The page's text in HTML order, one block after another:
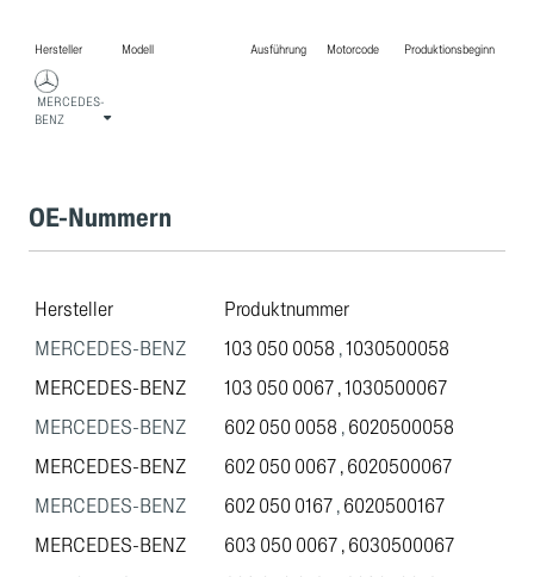
Hersteller Modell Ausführung Motorcode Produktionsbeginn
MERCEDES-
BENZ
OE-Nummern
Hersteller
Produktnummer
MERCEDES-BENZ
103 050 0058 ,1030500058
MERCEDES-BENZ
103 050 0067,1030500067
MERCEDES-BENZ
602 050 0058 ,6020500058
MERCEDES-BENZ
602 050 0067,6020500067
MERCEDES-BENZ
602 050 0167,6020500167
MERCEDES-BENZ
603 050 0067,6030500067